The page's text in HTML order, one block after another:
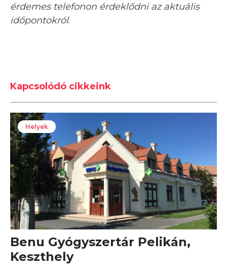
érdemes telefonon érdeklődni az aktuális
időpontokról.
Kapcsolódó cikkeink
Helyek
Benu Gyógyszertár Pelikán,
Keszthely